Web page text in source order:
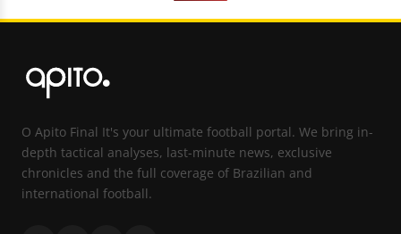
O Apito Final It's your ultimate football portal. We bring in-
depth tactical analyses, last-minute news, exclusive
chronicles and the full coverage of Brazilian and
international football.